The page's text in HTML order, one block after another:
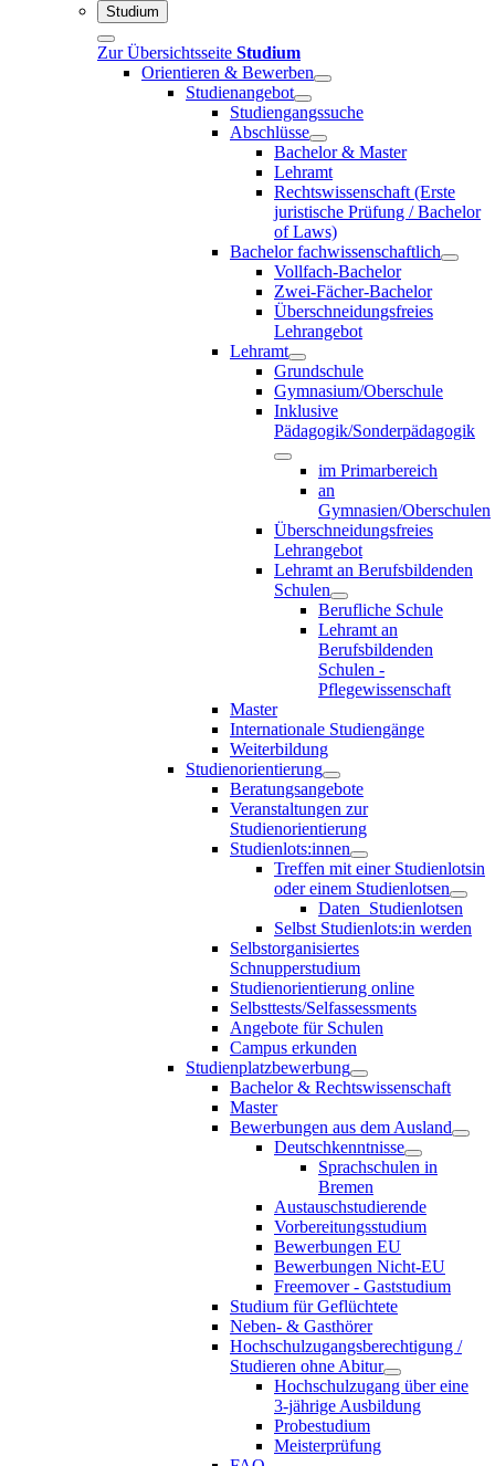
Studium
Zur Übersichtsseite Studium
Orientieren & Bewerben
Studienangebot
Studiengangssuche
Abschlüsse
Bachelor & Master
Lehramt
Rechtswissenschaft (Erste
juristische Prüfung / Bachelor
of Laws)
Bachelor fachwissenschaftlich
Vollfach-Bachelor
Zwei-Fächer-Bachelor
Überschneidungsfreies
Lehrangebot
Lehramt
Grundschule
Gymnasium/Oberschule
Inklusive
Pädagogik/Sonderpädagogik
im Primarbereich
an
Gymnasien/Oberschulen
Überschneidungsfreies
Lehrangebot
Lehramt an Berufsbildenden
Schulen
Berufliche Schule
Lehramt an
Berufsbildenden
Schulen -
Pflegewissenschaft
Master
Internationale Studiengänge
Weiterbildung
Studienorientierung
Beratungsangebote
Veranstaltungen zur
Studienorientierung
Studienlots:innen
Treffen mit einer Studienlotsin
oder einem Studienlotsen
Daten_Studienlotsen
Selbst Studienlots:in werden
Selbstorganisiertes
Schnupperstudium
Studienorientierung online
Selbsttests/Selfassessments
Angebote für Schulen
Campus erkunden
Studienplatzbewerbung
Bachelor & Rechtswissenschaft
Master
Bewerbungen aus dem Ausland
Deutschkenntnisse
Sprachschulen in
Bremen
Austauschstudierende
Vorbereitungsstudium
Bewerbungen EU
Bewerbungen Nicht-EU
Freemover - Gaststudium
Studium für Geflüchtete
Neben- & Gasthörer
Hochschulzugangsberechtigung /
Studieren ohne Abitur
Hochschulzugang über eine
3-jährige Ausbildung
Probestudium
Meisterprüfung